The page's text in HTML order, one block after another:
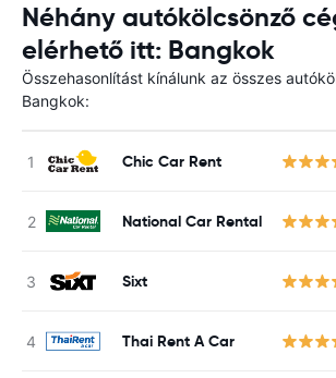
Néhány autókölcsönző
elérhető itt: Bangkok
Összehasonlítást kínálunk az összes
Bangkok:
Chic Car Rent
National Car Rental
Sixt
Thai Rent A Car